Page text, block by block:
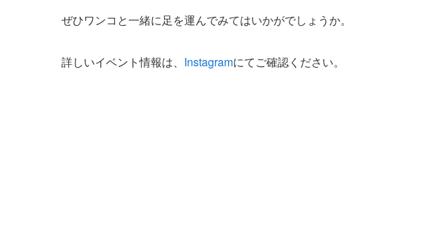
ぜひワンコと一緒に足を運んでみてはいかがでしょうか。
詳しいイベント情報は、 Instagramにてご確認ください。